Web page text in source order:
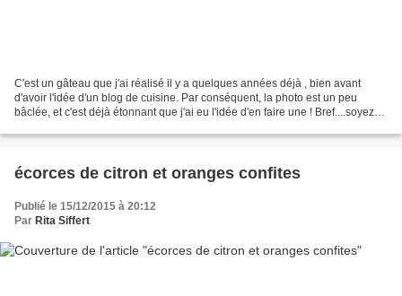
C'est un gâteau que j'ai réalisé il y a quelques années déjà , bien avant
d'avoir l'idée d'un blog de cuisine. Par conséquent, la photo est un peu
bâclée, et c'est déjà étonnant que j'ai eu l'idée d'en faire une ! Bref....soyez
écorces de citron et oranges confites
Publié le 15/12/2015 à 20:12
Par Rita Siffert